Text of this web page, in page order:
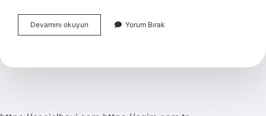
Devamını okuyun
Ne
Yorum Bırak